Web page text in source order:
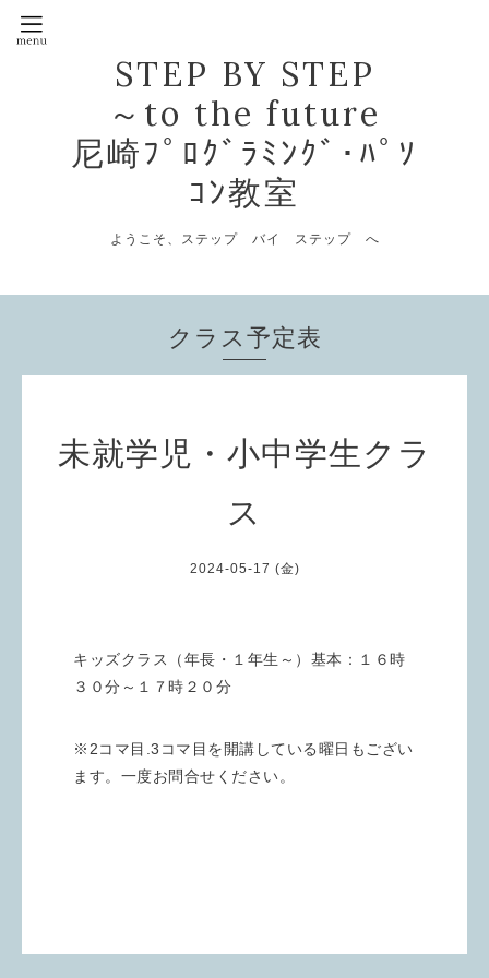
STEP BY STEP
～to the future
尼崎ﾌﾟﾛｸﾞﾗﾐﾝｸﾞ･ﾊﾟｿ
ｺﾝ教室
ようこそ、ステップ バイ ステップ へ
クラス予定表
未就学児・小中学生クラ
ス
2024-05-17 (金)
キッズクラス（年長・１年生～）基本：１６時
３０分～１７時２０分
※2コマ目.3コマ目を開講している曜日もござい
ます。一度お問合せください。